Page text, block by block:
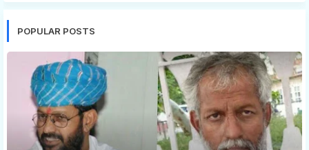
POPULAR POSTS